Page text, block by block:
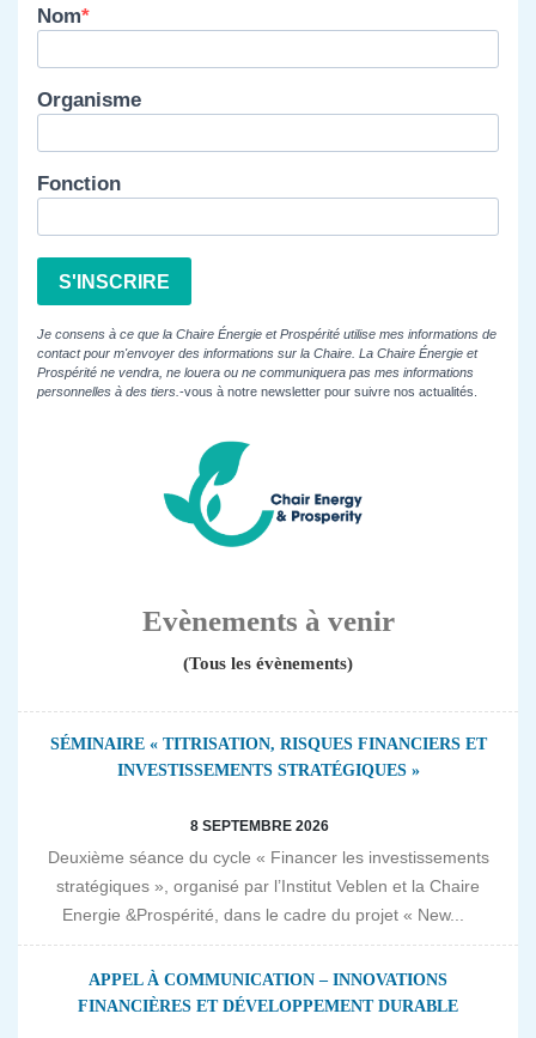
Nom
Organisme
Fonction
S'INSCRIRE
Je consens à ce que la Chaire Énergie et Prospérité utilise mes informations de
contact pour m'envoyer des informations sur la Chaire. La Chaire Énergie et
Prospérité ne vendra, ne louera ou ne communiquera pas mes informations
personnelles à des tiers. -vous à notre newsletter pour suivre nos actualités.
Evènements à venir
(Tous les évènements)
SÉMINAIRE « TITRISATION, RISQUES FINANCIERS ET
INVESTISSEMENTS STRATÉGIQUES »
8 SEPTEMBRE 2026
Deuxième séance du cycle « Financer les investissements
stratégiques », organisé par l’Institut Veblen et la Chaire
Energie &Prospérité, dans le cadre du projet « New...
APPEL À COMMUNICATION – INNOVATIONS
FINANCIÈRES ET DÉVELOPPEMENT DURABLE